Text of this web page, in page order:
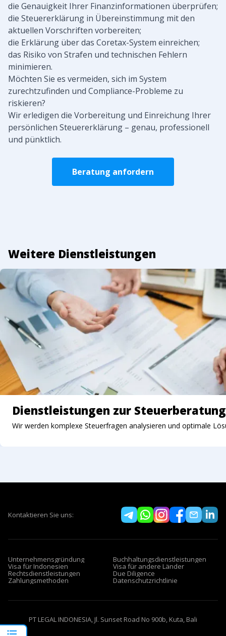
die Genauigkeit Ihrer Finanzinformationen überprüfen;
die Steuererklärung in Übereinstimmung mit den
aktuellen Vorschriften vorbereiten;
die Erklärung über das Coretax-System einreichen;
das Risiko von Strafen und technischen Fehlern
minimieren.
Möchten Sie es vermeiden, sich im System
zurechtzufinden und Compliance-Probleme zu
riskieren?
Wir erledigen die Vorbereitung und Einreichung Ihrer
persönlichen Steuererklärung – genau, professionell
und pünktlich.
Beratung anfordern
Weitere Dienstleistungen
Dienstleistungen zur
Wir werden komplexe Steuerfragen analysieren und optimale
Kontaktieren Sie uns:
Unternehmensgründung
Visa für Indonesien
Rechtsdienstleistungen
Zahlungsmethoden
Buchhaltungsdienstleistungen
Visa für andere Länder
Due Diligence
Datenschutzrichtlinie
PT LEGAL INDONESIA, Jl. Sunset Road No 900b, Kuta, Bali